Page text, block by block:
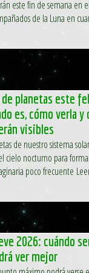
este fin de semana en
de la Luna en
planetas este
es, cómo verla y
visibles
de nuestro sistema
cielo nocturno para
poco frecuente
2026: cuándo
ver mejor